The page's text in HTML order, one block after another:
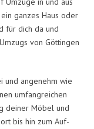
ganzes Haus oder
für dich da und
von Göttingen
und angenehm wie
umfangreichen
deiner Möbel und
bis hin zum Auf-